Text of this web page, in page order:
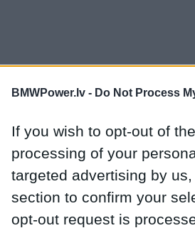
BMWPower.lv - Do Not Process
If you wish to opt-out of
processing of your
targeted advertising by
section to confirm your
opt-out request is